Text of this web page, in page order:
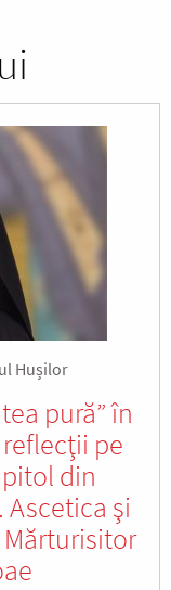
Hușilor
pură” în
pe
din
şi